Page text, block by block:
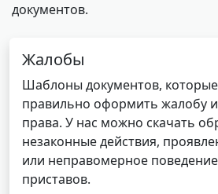
документов.
Жалобы
Шаблоны документов,
правильно оформить жалобу
права. У нас можно скачать
незаконные действия,
или неправомерное
приставов.